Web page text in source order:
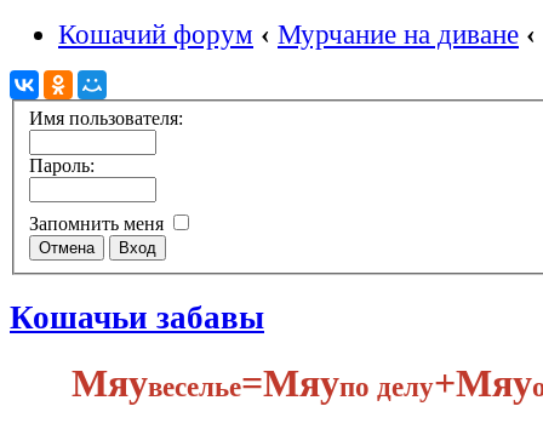
Кошачий форум ‹ Мурчание на диване ‹
Имя пользователя:
Пароль:
Запомнить меня
Кошачьи забавы
Мяувеселье​=Мяупо делу​+Мяу